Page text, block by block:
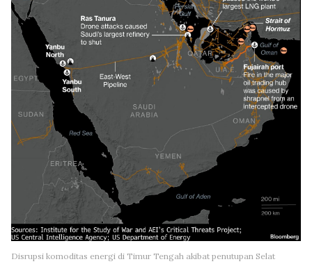
Disrupsi komoditas energi di Timur Tengah akibat penutupan Selat